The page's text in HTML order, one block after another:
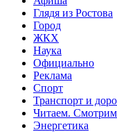
Глядя из Ростова
Город
ЖКХ
Наука
Официально
Реклама
Спорт
Транспорт и
Читаем.
Энергетика